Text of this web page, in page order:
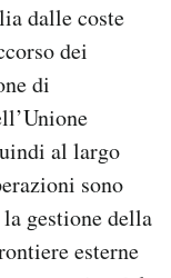
dalle coste
dei
di
al largo
sono
gestione della
esterne